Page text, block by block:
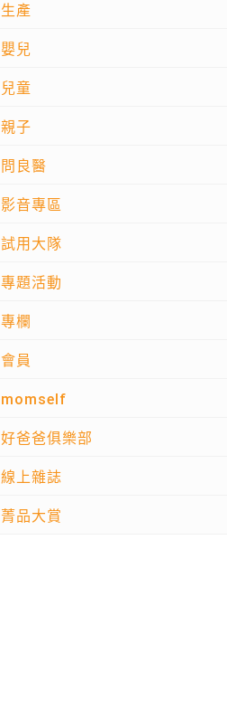
生產
嬰兒
兒童
親子
問良醫
影音專區
試用大隊
專題活動
專欄
會員
momself
好爸爸俱樂部
線上雜誌
菁品大賞